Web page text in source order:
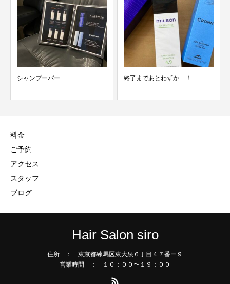
シャンプーバー 終了まであとわずか…！
料金
ご予約
アクセス
スタッフ
ブログ
Hair Salon siro
住所 ： 東京都練馬区東大泉６丁目４７番ー９
営業時間 ： １０：００〜１９：００